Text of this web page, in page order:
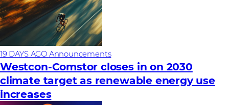
19 DAYS AGO Announcements
Westcon-Comstor closes in on 2030
climate target as renewable energy use
increases